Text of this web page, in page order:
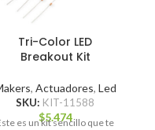
Tri-Color LED
Breakout Kit
, Actuadores, Led
SKU: KIT-11588
$5.474
es un kit sencillo que te